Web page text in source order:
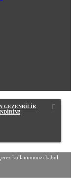
GEZENBİLİR
kullanımımızı kabul